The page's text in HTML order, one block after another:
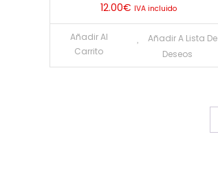
en
la
página
12.00€ IVA incluido
Añadir Al
Carrito
Añadir A Lista De
Deseos